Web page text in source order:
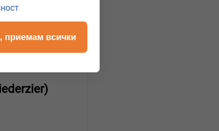
приемам всички